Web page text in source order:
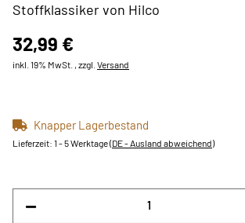
Stoffklassiker von Hilco
32,99 €
inkl. 19% MwSt. , zzgl. Versand
Knapper Lagerbestand
Lieferzeit: 1 - 5 Werktage(DE - Ausland abweichend)